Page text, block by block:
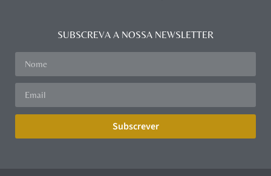
SUBSCREVA A NOSSA NEWSLETTER
Subscrever